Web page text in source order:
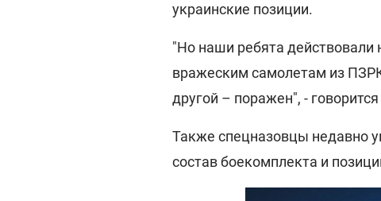
украинские позиции.
"Но наши ребята действовали
вражеским самолетам из
другой – поражен", -
Также спецназовцы недавно
состав боекомплекта и